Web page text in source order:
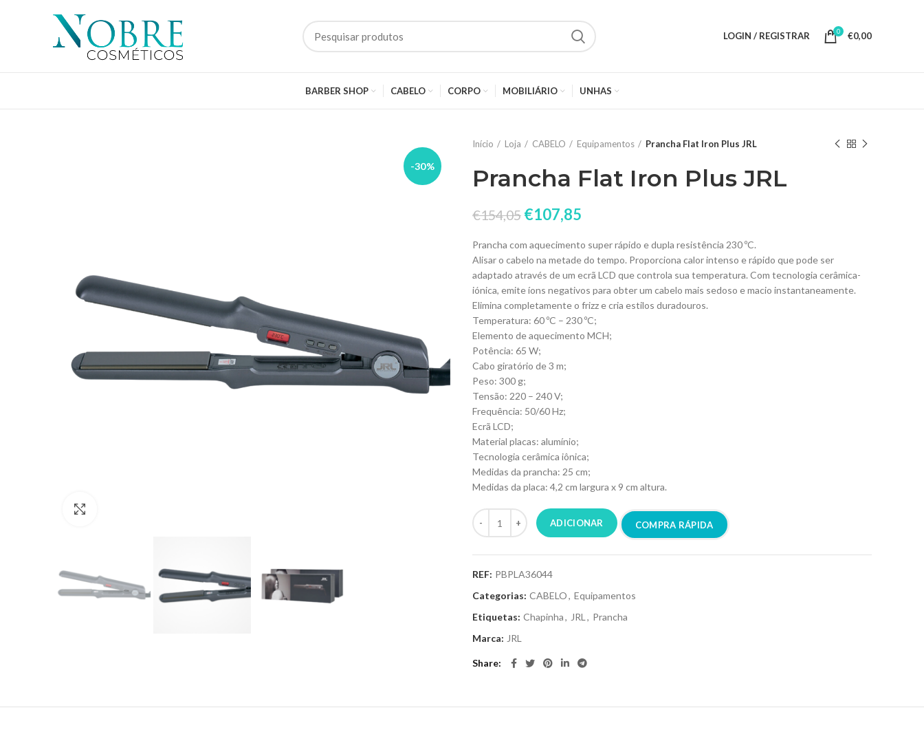
LOGIN / REGISTRAR 0 €0,00
BARBER SHOP CABELO CORPO MOBILIÁRIO UNHAS
-30%
Início Loja CABELO Equipamentos Prancha Flat Iron Plus JRL
Prancha Flat Iron Plus JRL
€154,05 €107,85
Prancha com aquecimento super rápido e dupla resistência 230 ºC.
Alisar o cabelo na metade do tempo. Proporciona calor intenso e rápido que pode ser
adaptado através de um ecrã LCD que controla sua temperatura. Com tecnologia cerâmica-
iónica, emite íons negativos para obter um cabelo mais sedoso e macio instantaneamente.
Elimina completamente o frizz e cria estilos duradouros.
Temperatura: 60 ºC – 230 ºC;
Elemento de aquecimento MCH;
Potência: 65 W;
Cabo giratório de 3 m;
Peso: 300 g;
Tensão: 220 – 240 V;
Frequência: 50/60 Hz;
Ecrã LCD;
Material placas: alumínio;
Tecnologia cerâmica iônica;
Medidas da prancha: 25 cm;
Medidas da placa: 4,2 cm largura x 9 cm altura.
ADICIONAR COMPRA RÁPIDA
REF: PBPLA36044
Categorias: CABELO, Equipamentos
Etiquetas: Chapinha, JRL , Prancha
Marca: JRL
Share